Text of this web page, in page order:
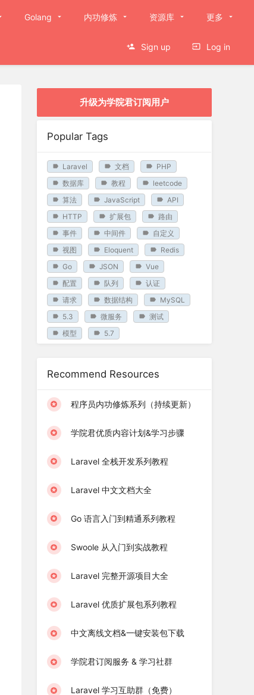
Golang 内功修炼 资源库 更多
Sign up Log in
升级为学院君订阅用户
Popular Tags
Laravel 文档
PHP
数据库
教程
leetcode
算法
JavaScript
API
HTTP
扩展包
路由
事件
中间件
自定义
视图
Eloquent
Redis
Go
JSON
Vue
配置
队列
认证
请求
数据结构
MySQL
5.3
微服务
测试
模型
5.7
Recommend Resources
程序员内功修炼系列（持续更新）
学院君优质内容计划&学习步骤
Laravel 全栈开发系列教程
Laravel 中文文档大全
Go 语言入门到精通系列教程
Swoole 从入门到实战教程
Laravel 完整开源项目大全
Laravel 优质扩展包系列教程
中文离线文档&一键安装包下载
学院君订阅服务 & 学习社群
Laravel 学习互助群（免费）